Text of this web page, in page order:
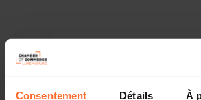
Consentement Détails À